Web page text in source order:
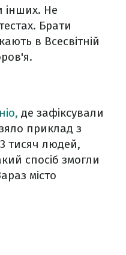
інших. Не
Брати
в Всесвітній
де зафіксували
приклад з
тисяч людей,
спосіб змогли
місто